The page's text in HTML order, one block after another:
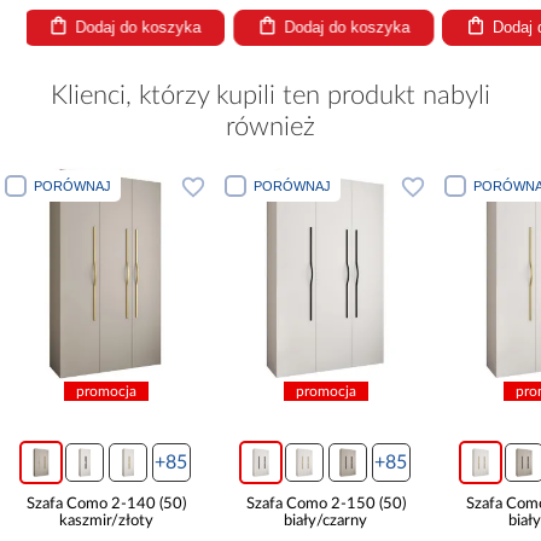
Dodaj do koszyka Dodaj do koszyka
Klienci, którzy kupili ten produkt nabyli
również
PORÓWNAJ
promocja
+85
Szafa Como 2-140 (50)
kaszmir/złoty
PORÓWNAJ
promocja
+85
Szafa Como 2-150 (50)
biały/czarny
Szafa